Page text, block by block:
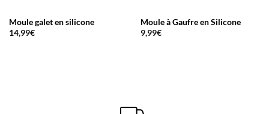
Moule galet en silicone
14,99€
Moule à Gaufre en Silicone
9,99€